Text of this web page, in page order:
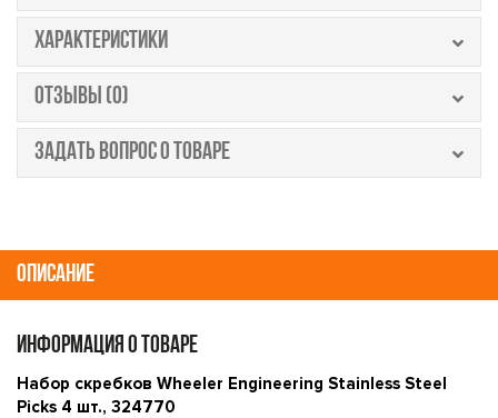
ХАРАКТЕРИСТИКИ
ОТЗЫВЫ (0)
ЗАДАТЬ ВОПРОС О ТОВАРЕ
ОПИСАНИЕ
ИНФОРМАЦИЯ О ТОВАРЕ
Набор скребков Wheeler Engineering Stainless Steel
Picks 4 шт., 324770